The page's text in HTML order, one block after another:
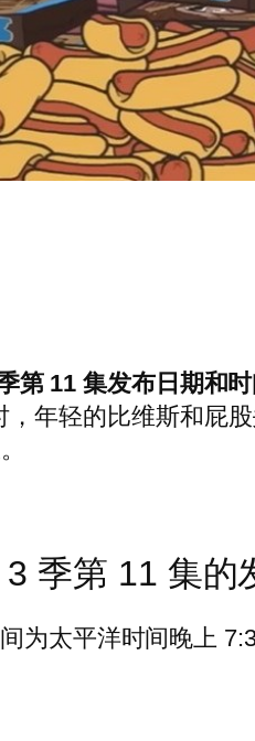
第 11 集发布日期和时
年轻的比维斯和屁
季第 11 集的
为太平洋时间晚上